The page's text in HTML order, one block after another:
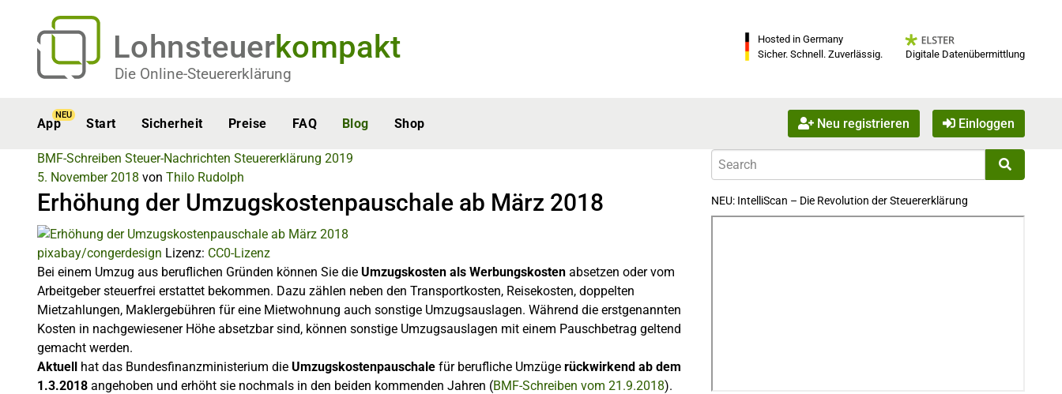
Lohnsteuerkompakt
Die Online-Steuererklärung
Hosted in Germany
Sicher. Schnell. Zuverlässig.
Digitale Datenübermittlung
App
NEU
Start Sicherheit Preise FAQ Blog Shop Neu registrieren Einloggen
BMF-Schreiben Steuer-Nachrichten Steuererklärung 2019
5. November 2018 von Thilo Rudolph
Erhöhung der Umzugskostenpauschale ab März 2018
pixabay/congerdesign Lizenz: CC0-Lizenz
Bei einem Umzug aus beruflichen Gründen können Sie die Umzugskosten als Werbungskosten absetzen oder vom
Arbeitgeber steuerfrei erstattet bekommen. Dazu zählen neben den Transportkosten, Reisekosten, doppelten
Mietzahlungen, Maklergebühren für eine Mietwohnung auch sonstige Umzugsauslagen. Während die erstgenannten
Kosten in nachgewiesener Höhe absetzbar sind, können sonstige Umzugsauslagen mit einem Pauschbetrag geltend
gemacht werden.
Aktuell hat das Bundesfinanzministerium die Umzugskostenpauschale für berufliche Umzüge rückwirkend ab dem
1.3.2018 angehoben und erhöht sie nochmals in den beiden kommenden Jahren (BMF-Schreiben vom 21.9.2018).
NEU: IntelliScan – Die Revolution der Steuererklärung